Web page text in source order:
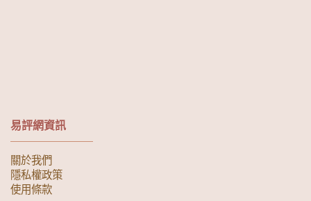
易評網資訊
關於我們
隱私權政策
使用條款